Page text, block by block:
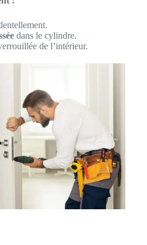
dans le cylindre.
de l’intérieur.